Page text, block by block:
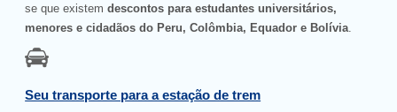
se que existemdescontos para estudantes universitários,
menores e cidadãos do Peru, Colômbia, Equador e Bolívia
Seu transporte para a estação de trem